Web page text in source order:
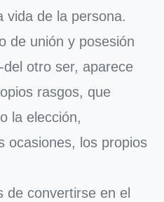
vida de la persona.
de unión y posesión
otro ser, aparece
rasgos, que
la elección,
ocasiones, los propios
de convertirse en el